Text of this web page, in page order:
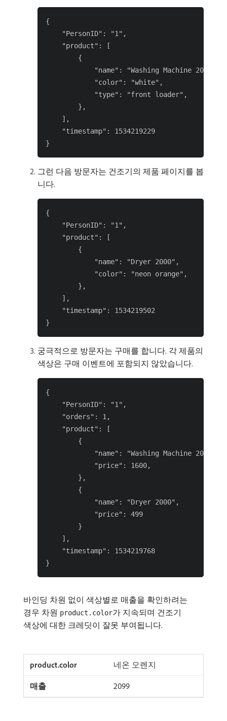
{
    "PersonID": "1",
    "product": [
        {
            "name": "Washing Machine 2000",
            "color": "white",
            "type": "front loader",
        },
    ],
    "timestamp": 1534219229
그런 다음 방문자는 건조기의 제품 페이지를 봅
니다.
{
    "PersonID": "1",
    "product": [
        {
            "name": "Dryer 2000",
            "color": "neon orange",
        },
    ],
    "timestamp": 1534219502
궁극적으로 방문자는 구매를 합니다. 각 제품의
색상은 구매 이벤트에 포함되지 않았습니다.
{
    "PersonID": "1",
    "orders": 1,
    "product": [
        {
            "name": "Washing Machine 2000",
            "price": 1600,
        },
        {
            "name": "Dryer 2000",
            "price": 499
        }
    ],
    "timestamp": 1534219768
바인딩 차원 없이 색상별로 매출을 확인하려는
경우 차원 product.color가 지속되며 건조기
색상에 대한 크레딧이 잘못 부여됩니다.
네온 오렌지
2099